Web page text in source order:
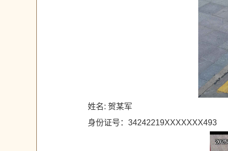
姓名: 贺某军
身份证号：34242219XXXXXXX493